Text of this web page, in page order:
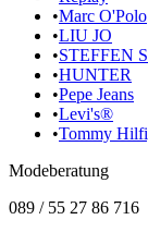
•Marc O'Polo
•LIU JO
•STEFFEN
•HUNTER
•Pepe Jeans
•Levi's®
•Tommy
Modeberatung
089 / 55 27 86 716